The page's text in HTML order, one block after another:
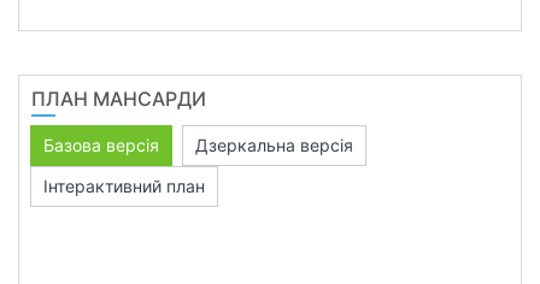
ПЛАН МАНСАРДИ
Базова версія
Дзеркальна версія
Інтерактивний план